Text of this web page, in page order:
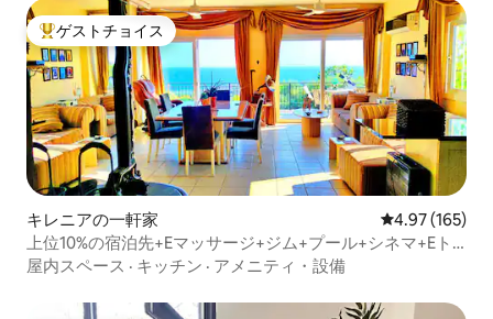
大好評のゲストチョイスです。
ゲストチョイス
キレニアの一軒家 レビュー165
4.97 (165)
上位10%の宿泊先+Eマッサージ+ジム+プール+シネマ+Eト
ランスポート
屋内スペース · キッチン · アメニティ・設備